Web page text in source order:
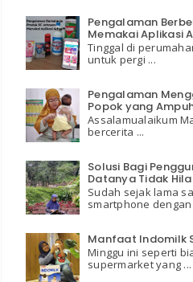
Pengalaman
Memakai Aplikasi
Tinggal di
untuk pergi ...
Pengalaman
Popok yang
Assalamualaikum
bercerita ...
Solusi Bagi
Datanya Tidak
Sudah sejak lama
smartphone dengan
Manfaat Indomilk
Minggu ini seperti
supermarket yang ...